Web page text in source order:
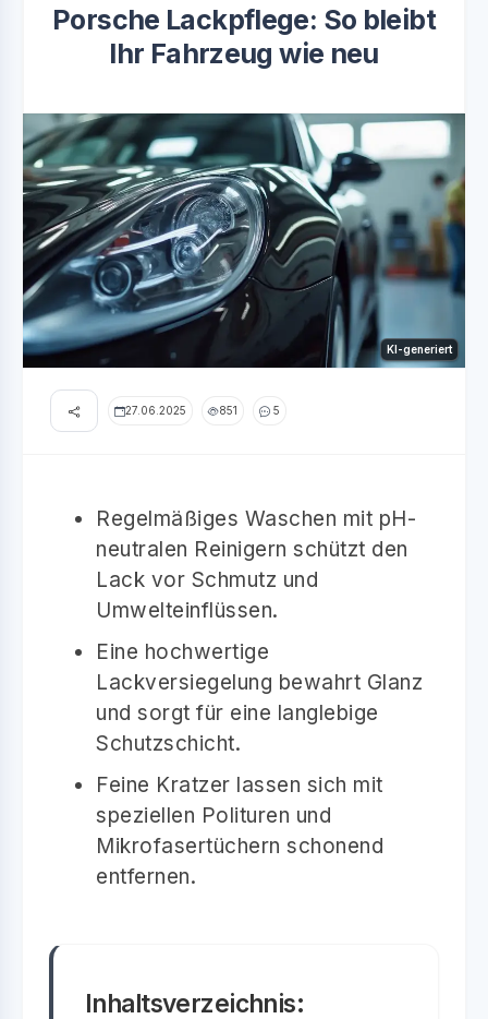
Porsche Lackpflege: So bleibt
Ihr Fahrzeug wie neu
KI-generiert
27.06.2025 851 5
Regelmäßiges Waschen mit pH-
neutralen Reinigern schützt den
Lack vor Schmutz und
Umwelteinflüssen.
Eine hochwertige
Lackversiegelung bewahrt Glanz
und sorgt für eine langlebige
Schutzschicht.
Feine Kratzer lassen sich mit
speziellen Polituren und
Mikrofasertüchern schonend
entfernen.
Inhaltsverzeichnis: